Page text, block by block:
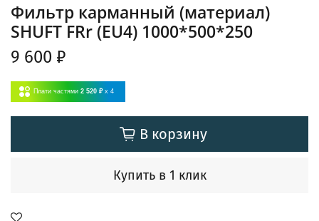
Фильтр карманный (материал)
SHUFT FRr (EU4) 1000*500*250
9 600 ₽
Плати частями 2 520 ₽ x 4
В корзину
Купить в 1 клик